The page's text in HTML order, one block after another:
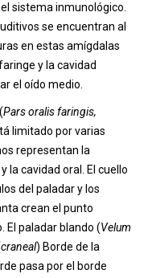
sistema inmunológico.
se encuentran al
en estas amígdalas
y la cavidad
el oído medio.
Pars oralis faringis,
limitado por varias
representan la
la cavidad oral. El cuello
del paladar y los
crean el punto
El paladar blando (Velum
craneal) Borde de la
pasa por el borde